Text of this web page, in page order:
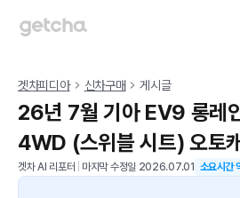
겟차피디아 신차구매 게시글
26년 7월 기아 EV9 롱레
4WD (스위블 시트) 오토
겟차 AI 리포터 마지막 수정일 2026.07.01 소요시간